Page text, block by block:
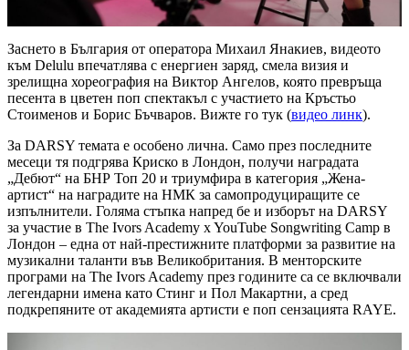
Заснето в България от оператора Михаил Янакиев, видеото
към Delulu впечатлява с енергиен заряд, смела визия и
зрелищна хореография на Виктор Ангелов, която превръща
песента в цветен поп спектакъл с участието на Кръстьо
Стоименов и Борис Бъчваров. Вижте го тук (видео линк).
За DARSY темата е особено лична. Само през последните
месеци тя подгрява Криско в Лондон, получи наградата
„Дебют“ на БНР Топ 20 и триумфира в категория „Жена-
артист“ на наградите на НМК за самопродуциращите се
изпълнители. Голяма стъпка напред бе и изборът на DARSY
за участие в The Ivors Academy x YouTube Songwriting Camp в
Лондон – една от най-престижните платформи за развитие на
музикални таланти във Великобритания. В менторските
програми на The Ivors Academy през годините са се включвали
легендарни имена като Стинг и Пол Макартни, а сред
подкрепяните от академията артисти е поп сензацията RAYE.